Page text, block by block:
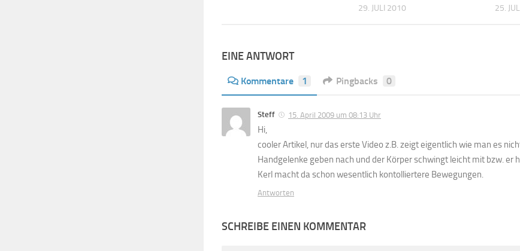
29. JULI 2010 25.
EINE ANTWORT
Kommentare 1 Pingbacks 0
Steff 15. April 2009 um 08:13 Uhr
Hi,
cooler Artikel, nur das erste Video z.B. zeigt eigentlich wie man es
Handgelenke geben nach und der Körper schwingt leicht mit bzw. er
Kerl macht da schon wesentlich kontolliertere Bewegungen.
Antworten
SCHREIBE EINEN KOMMENTAR